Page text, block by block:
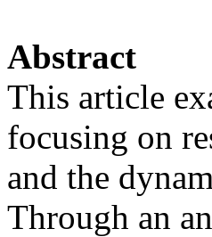
Abstract
This article
focusing on
and the
Through an